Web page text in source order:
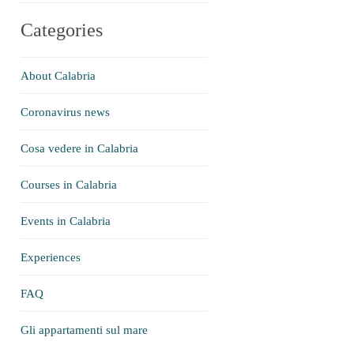
Categories
About Calabria
Coronavirus news
Cosa vedere in Calabria
Courses in Calabria
Events in Calabria
Experiences
FAQ
Gli appartamenti sul mare